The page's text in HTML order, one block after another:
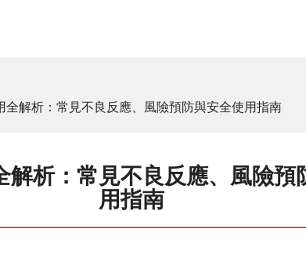
全解析：常見不良反應、風險預防與安全使用指南
解析：常見不良反應、風險預
用指南